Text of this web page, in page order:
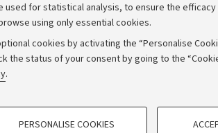
for statistical analysis, to ensure the
using only essential cookies.
cookies by activating the “Personalise
the status of your consent by going to the
.
PERSONALISE COOKIES
Strategic plan
University budgets
Donations